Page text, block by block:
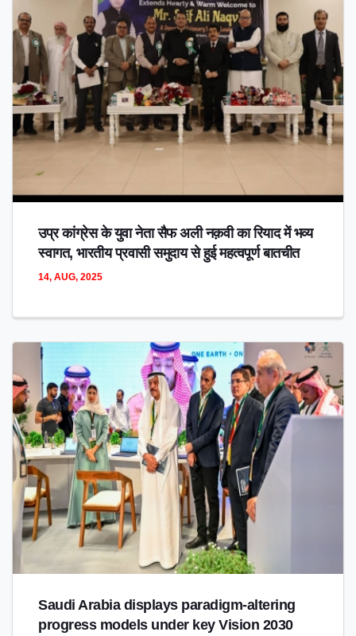
उप्र कांग्रेस के युवा नेता सैफ अली नक़वी का रियाद में भव्य
स्वागत, भारतीय प्रवासी समुदाय से हुई महत्वपूर्ण बातचीत
14, AUG, 2025
Saudi Arabia displays paradigm-altering
progress models under key Vision 2030